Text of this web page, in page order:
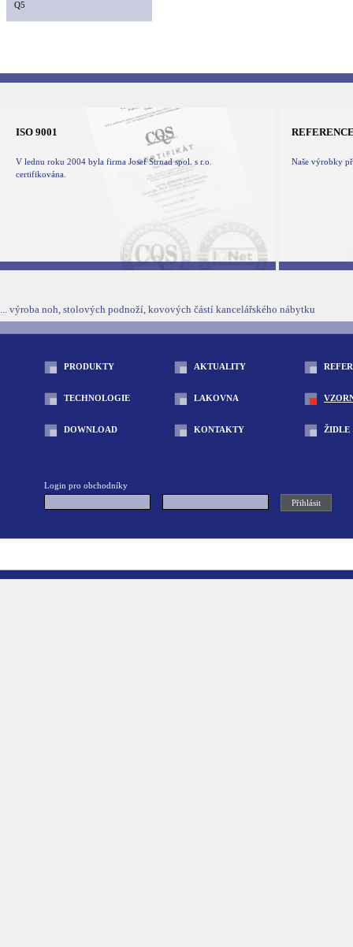
Q5
ISO 9001
V lednu roku 2004 byla firma Josef Strnad spol. s r.o.
certifikována.
Naše výrobky
... výroba noh, stolových podnoží, kovových částí kancelářského nábytku
PRODUKTY AKTUALITY
TECHNOLOGIE LAKOVNA
DOWNLOAD KONTAKTY ŽIDLE
Login pro obchodníky